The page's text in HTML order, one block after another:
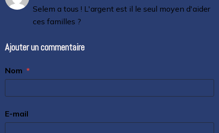
Selem a tous ! L'argent est il le seul moyen d'aider
ces familles ?
Ajouter un commentaire
Nom
E-mail